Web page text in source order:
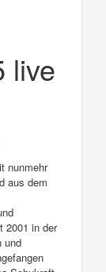
live
nunmehr
aus dem
2001 in der
und